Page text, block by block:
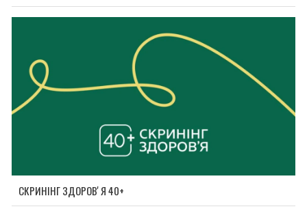
СКРИНІНГ ЗДОРОВʼЯ 40+